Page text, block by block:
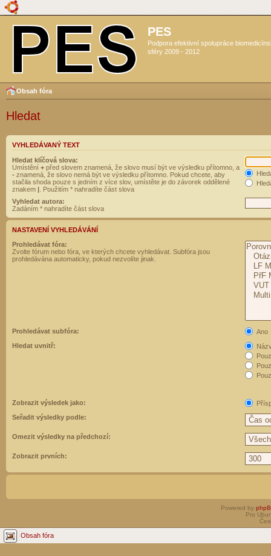
PES
Podpora efektivní spolupráce
sféry 2009 - 2012
Obsah fóra
Hledat
VYHLEDÁVANÝ TEXT
Hledat klíčová slova:
Umístění + před slovem znamená, že slovo musí být ve výsledku přítomno, a
- znamená, že slovo nemá být ve výsledku přítomno. Pokud chcete, aby
stačila shoda pouze s jedním z více slov, umístěte je do závorek oddělené
znakem | . Použitím * nahradíte část slova
Vyhledat autora:
Zadáním * nahradíte část slova
NASTAVENÍ VYHLEDÁVÁNÍ
Prohledávat fóra:
Zvolte fórum nebo fóra, ve kterých chcete vyhledávat. Subfóra jsou
prohledávána automaticky, pokud nezvolíte jinak.
Prohledávat subfóra:
Ano
Hledat uvnitř:
Zobrazit výsledek jako:
Seřadit výsledky podle:
Omezit výsledky na předchozí:
Zobrazit prvních:
Powered by
Pro
Obsah fóra